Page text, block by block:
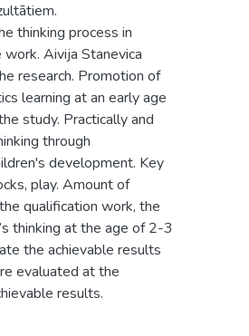
thinking process in
Aivija Stanevica
research. Promotion of
learning at an early age
study. Practically and
through
development. Key
play. Amount of
qualification work, the
thinking at the age of 2-3
the achievable results
evaluated at the
results.